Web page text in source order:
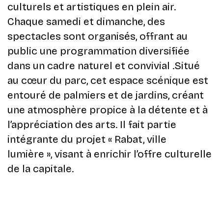
culturels et artistiques en plein air.
Chaque samedi et dimanche, des
spectacles sont organisés, offrant au
public une programmation diversifiée
dans un cadre naturel et convivial .​Situé
au cœur du parc, cet espace scénique est
entouré de palmiers et de jardins, créant
une atmosphère propice à la détente et à
l’appréciation des arts. Il fait partie
intégrante du projet « Rabat, ville
lumière », visant à enrichir l’offre culturelle
de la capitale.​